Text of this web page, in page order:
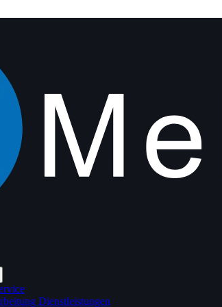
Dienstleistungen